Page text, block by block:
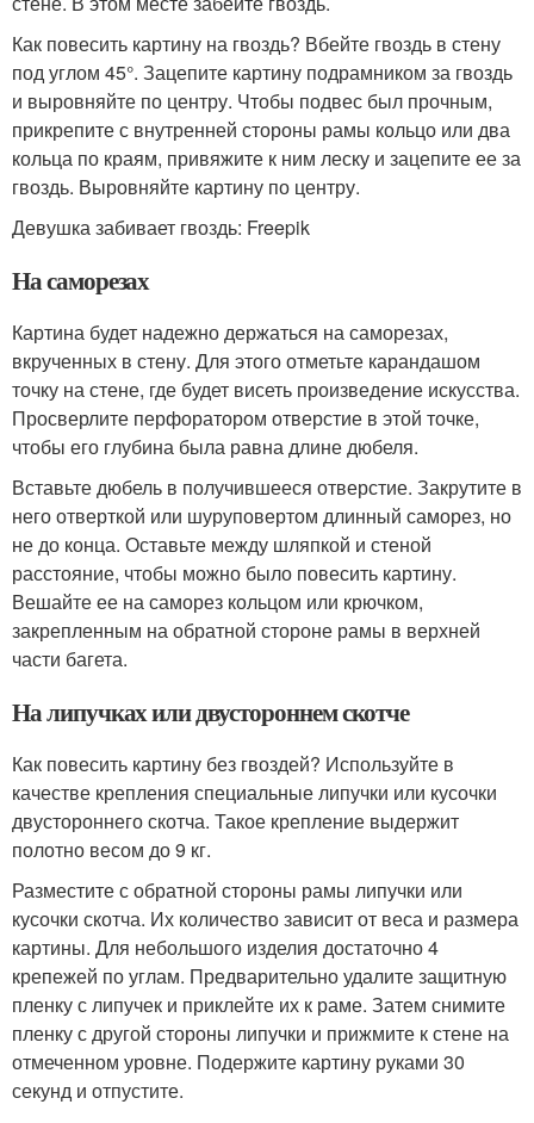
Как повесить картину на гвоздь? Вбейте гвоздь в стену
под углом 45°. Зацепите картину подрамником за гвоздь
и выровняйте по центру. Чтобы подвес был прочным,
прикрепите с внутренней стороны рамы кольцо или два
кольца по краям, привяжите к ним леску и зацепите ее за
гвоздь. Выровняйте картину по центру.
Девушка забивает гвоздь: Freepik
На саморезах
Картина будет надежно держаться на саморезах,
вкрученных в стену. Для этого отметьте карандашом
точку на стене, где будет висеть произведение искусства.
Просверлите перфоратором отверстие в этой точке,
чтобы его глубина была равна длине дюбеля.
Вставьте дюбель в получившееся отверстие. Закрутите в
него отверткой или шуруповертом длинный саморез, но
не до конца. Оставьте между шляпкой и стеной
расстояние, чтобы можно было повесить картину.
Вешайте ее на саморез кольцом или крючком,
закрепленным на обратной стороне рамы в верхней
части багета.
На липучках или двустороннем скотче
Как повесить картину без гвоздей? Используйте в
качестве крепления специальные липучки или кусочки
двустороннего скотча. Такое крепление выдержит
полотно весом до 9 кг.
Разместите с обратной стороны рамы липучки или
кусочки скотча. Их количество зависит от веса и размера
картины. Для небольшого изделия достаточно 4
крепежей по углам. Предварительно удалите защитную
пленку с липучек и приклейте их к раме. Затем снимите
пленку с другой стороны липучки и прижмите к стене на
отмеченном уровне. Подержите картину руками 30
секунд и отпустите.